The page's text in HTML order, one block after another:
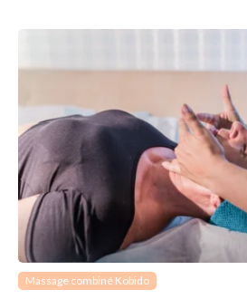
Massage combiné Kobido